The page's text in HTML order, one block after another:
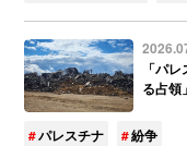
「パ
る占領
パレスチナ 紛争